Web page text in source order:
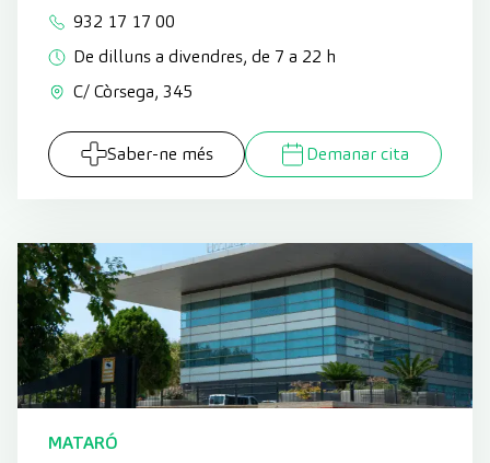
932 17 17 00
De dilluns a divendres, de 7 a 22 h
C/ Còrsega, 345
Saber-ne més Demanar cita
MATARÓ